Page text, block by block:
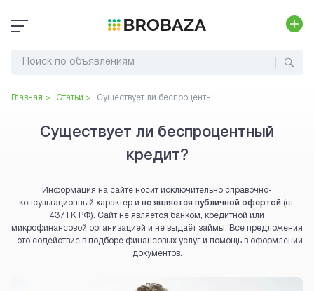
Главная > Статьи > Существует ли беспроцентн...
Существует ли беспроцентный
кредит?
Информация на сайте носит исключительно справочно-
консультационный характер и не является публичной офертой (ст.
437 ГК РФ). Сайт не является банком, кредитной или
микрофинансовой организацией и не выдаёт займы. Все предложения
- это содействие в подборе финансовых услуг и помощь в оформлении
документов.